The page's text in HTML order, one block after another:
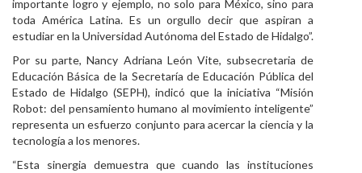
importante logro y ejemplo, no solo para México, sino para
toda América Latina. Es un orgullo decir que aspiran a
estudiar en la Universidad Autónoma del Estado de Hidalgo”.
​Por su parte, Nancy Adriana León Vite, subsecretaria de
Educación Básica de la Secretaría de Educación Pública del
Estado de Hidalgo (SEPH), indicó que la iniciativa “Misión
Robot: del pensamiento humano al movimiento inteligente”
representa un esfuerzo conjunto para acercar la ciencia y la
tecnología a los menores.
​“Esta sinergia demuestra que cuando las instituciones